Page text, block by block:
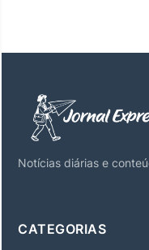
Notícias diárias e
CATEGORIAS